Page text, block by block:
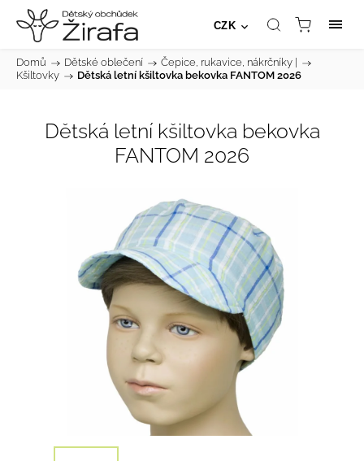
CZK
Domů / Dětské oblečení / Čepice, rukavice, nákrčníky |
/
Kšiltovky / Dětská letní kšiltovka bekovka FANTOM 2026
Dětská letní kšiltovka bekovka
FANTOM 2026